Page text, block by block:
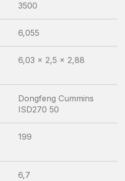
3500
6,055
6,03 × 2,5 × 2,88
Dongfeng Cummins
ISD270 50
199
6,7